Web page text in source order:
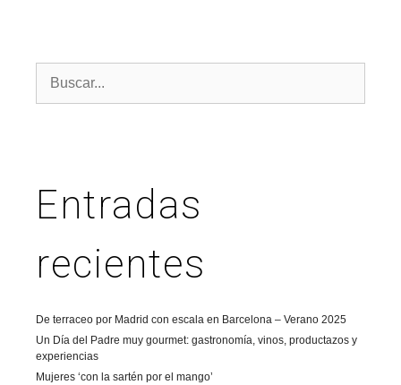
Entradas
recientes
De terraceo por Madrid con escala en Barcelona – Verano 2025
Un Día del Padre muy gourmet: gastronomía, vinos, productazos y
experiencias
Mujeres ‘con la sartén por el mango’